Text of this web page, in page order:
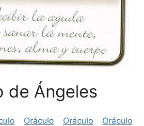
de Ángeles
Oráculo
Oráculo
Oráculo